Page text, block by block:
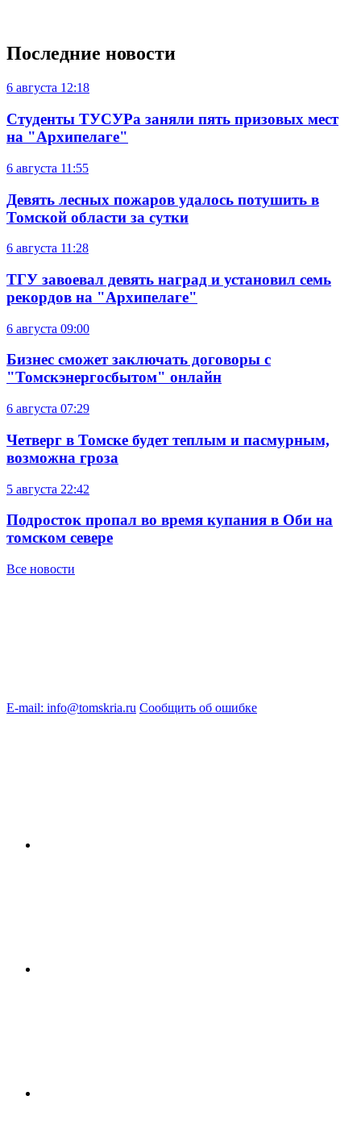
Последние новости
6 августа 12:18
Студенты ТУСУРа заняли пять призовых мест
на "Архипелаге"
6 августа 11:55
Девять лесных пожаров удалось потушить в
Томской области за сутки
6 августа 11:28
ТГУ завоевал девять наград и установил семь
рекордов на "Архипелаге"
6 августа 09:00
Бизнес сможет заключать договоры с
"Томскэнергосбытом" онлайн
6 августа 07:29
Четверг в Томске будет теплым и пасмурным,
возможна гроза
5 августа 22:42
Подросток пропал во время купания в Оби на
томском севере
Все новости
E-mail: info@tomskria.ru Сообщить об ошибке